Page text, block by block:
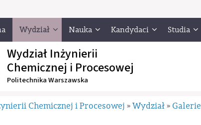
Wydział Nauka Kandydaci Studia
Wydział Inżynierii
Chemicznej i Procesowej
Politechnika Warszawska
Chemicznej i Procesowej » Wydział » Galerie